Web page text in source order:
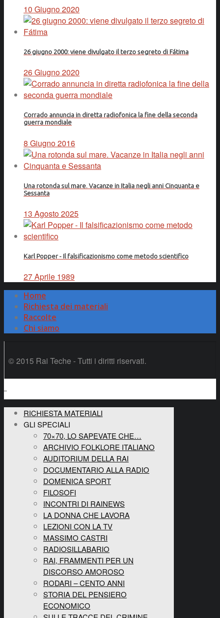
10 Giugno 2020
26 giugno 2000: viene divulgato il terzo segreto di Fátima
26 Giugno 2020
Corrado annuncia in diretta radiofonica la fine della seconda
guerra mondiale
8 Giugno 2016
Una rotonda sul mare. Vacanze in Italia negli anni Cinquanta e
Sessanta
13 Agosto 2025
Karl Popper - Il falsificazionismo come metodo scientifico
27 Aprile 1989
Home
Richiesta dei materiali
Raccolte
Chi siamo
© 2015 Rai Teche - Tutti i diritti riservati.
RICHIESTA MATERIALI
GLI SPECIALI
70×70, LO SAPEVATE CHE…
ARCHIVIO FOLKLORE ITALIANO
AUDITORIUM DELLA RAI
DOCUMENTARIO ALLA RADIO
DOMENICA SPORT
FILOSOFI
INCONTRI DI RAINEWS
LA DONNA CHE LAVORA
LEZIONI CON LA TV
MASSIMO CASTRI
RADIOSILLABARIO
RAI, FRAMMENTI PER UN
DISCORSO AMOROSO
RODARI – CENTO ANNI
STORIA DEL PENSIERO
ECONOMICO